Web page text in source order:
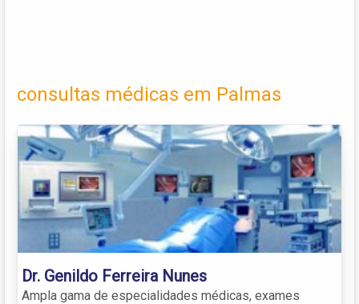
consultas médicas em Palmas
Dr. Genildo Ferreira Nunes
Ampla gama de especialidades médicas, exames